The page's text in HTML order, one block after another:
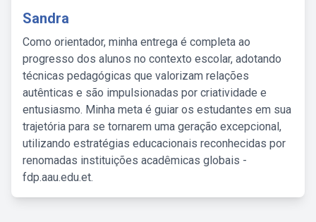
Sandra
Como orientador, minha entrega é completa ao
progresso dos alunos no contexto escolar, adotando
técnicas pedagógicas que valorizam relações
autênticas e são impulsionadas por criatividade e
entusiasmo. Minha meta é guiar os estudantes em sua
trajetória para se tornarem uma geração excepcional,
utilizando estratégias educacionais reconhecidas por
renomadas instituições acadêmicas globais -
fdp.aau.edu.et.